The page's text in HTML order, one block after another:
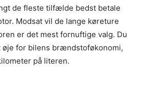
de fleste tilfælde bedst betale
Modsat vil de lange køreture
er det mest fornuftige valg. Du
øje for bilens brændstoføkonomi,
på literen.